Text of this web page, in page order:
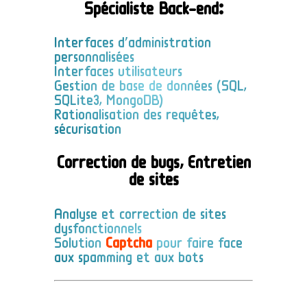
Spécialiste Back-end:
Interfaces d'administration
personnalisées
Interfaces utilisateurs
Gestion de base de données (SQL,
SQLite3, MongoDB)
Rationalisation des requêtes,
sécurisation
Correction de bugs, Entretien
de sites
Analyse et correction de sites
dysfonctionnels
Solution Captcha pour faire face
aux spamming et aux bots